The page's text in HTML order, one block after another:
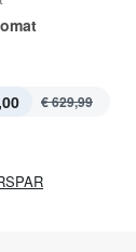
€ 629,99